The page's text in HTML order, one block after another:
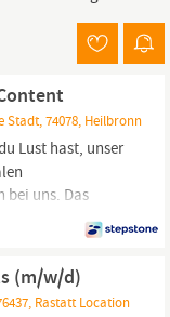
74078, Heilbronn
Lust hast, unser
uns. Das
und bearbeitest
(m/w/d)
Rastatt Location